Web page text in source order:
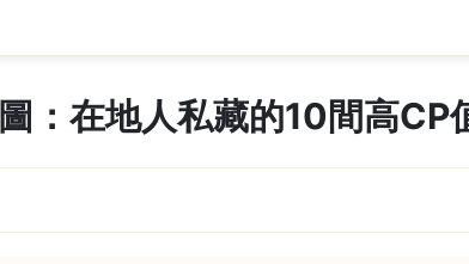
：在地人私藏的10間高CP